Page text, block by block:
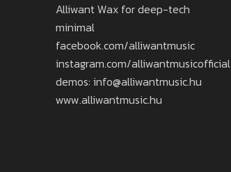
Alliwant Wax for deep-tech
minimal
facebook.com/alliwantmusic
instagram.com/alliwantmusicofficial
demos: info@alliwantmusic.hu
www.alliwantmusic.hu